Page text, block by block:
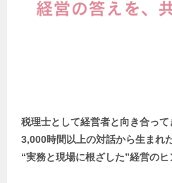
税理士として経営者と向き合って
3,000時間以上の対話から生まれた
“実務と現場に根ざした”経営のヒ